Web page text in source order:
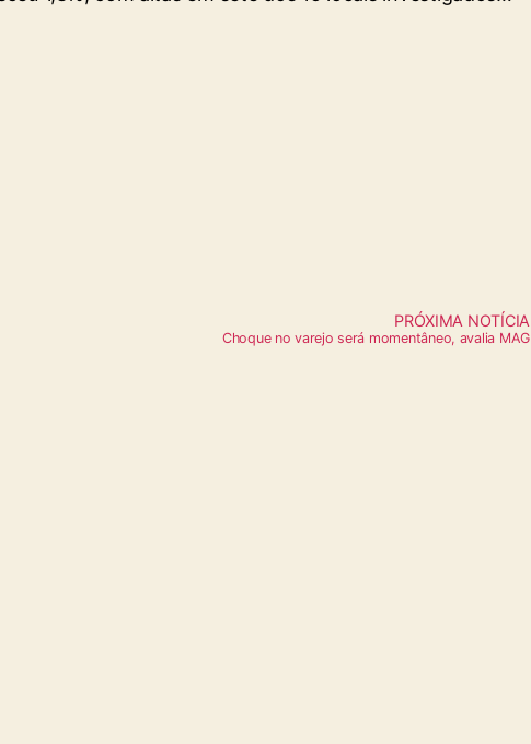
PRÓXIMA NOTÍCIA
Choque no varejo será momentâneo, avalia MAG